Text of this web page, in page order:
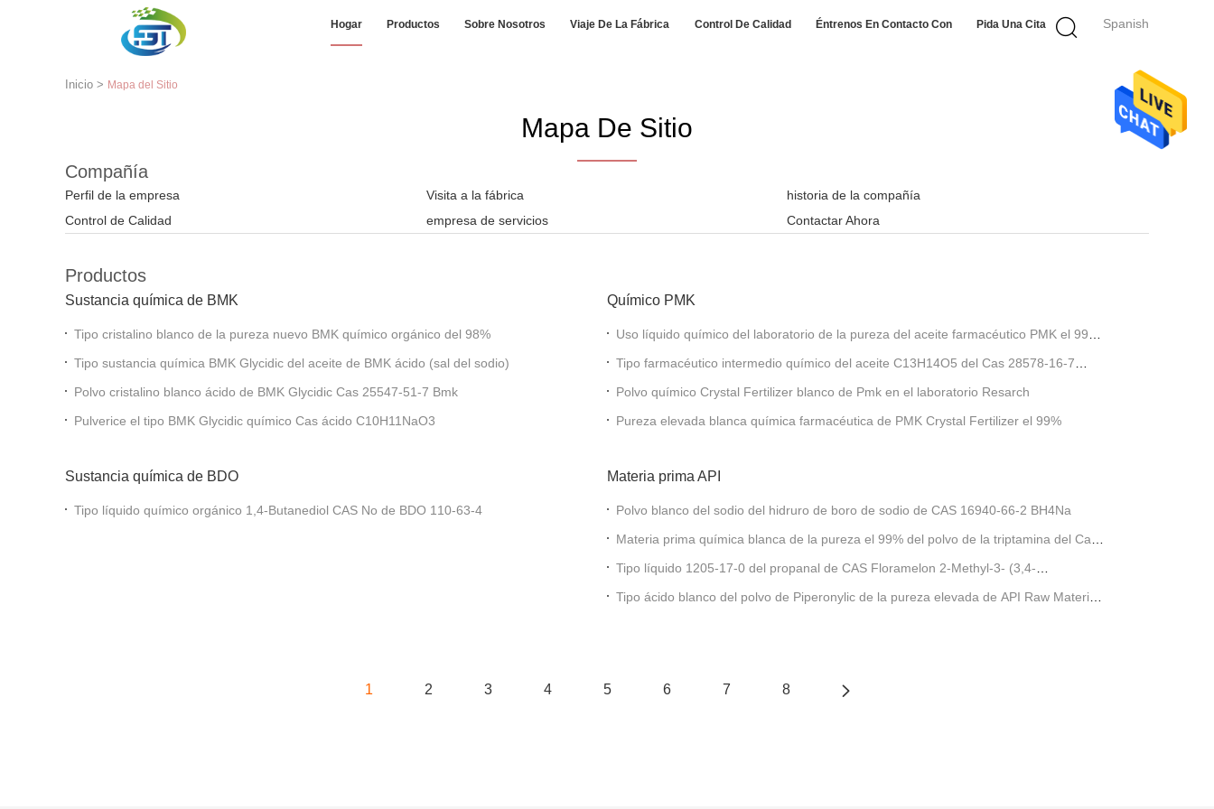
Spanish
Hogar Productos Sobre Nosotros Viaje De La Fábrica Control De Calidad Éntrenos En Contacto Con Pida Una Cita
Inicio > Mapa del Sitio
Mapa De Sitio
Compañía
Perfil de la empresa Visita a la fábrica
historia de la compañía
Control de Calidad
empresa de servicios Contactar Ahora
Productos
Sustancia química de BMK
Tipo cristalino blanco de la pureza nuevo BMK químico orgánico del 98%
Tipo sustancia química BMK Glycidic del aceite de BMK ácido (sal del sodio)
Polvo cristalino blanco ácido de BMK Glycidic Cas 25547-51-7 Bmk
Pulverice el tipo BMK Glycidic químico Cas ácido C10H11NaO3
Químico PMK
Uso líquido químico del laboratorio de la pureza del aceite farmacéutico PMK el 99%
Tipo farmacéutico intermedio químico del aceite C13H14O5 del Cas 28578-16-7
Polvo químico Crystal Fertilizer blanco de Pmk en el laboratorio Resarch
Pureza elevada blanca química farmacéutica de PMK Crystal Fertilizer el 99%
Sustancia química de BDO
Tipo líquido químico orgánico 1,4-Butanediol CAS No de BDO 110-63-4
Materia prima API
Polvo blanco del sodio del hidruro de boro de sodio de CAS 16940-66-2 BH4Na
Materia prima química blanca de la pureza el 99% del polvo de la triptamina del Cas
Tipo líquido 1205-17-0 del propanal de CAS Floramelon 2-Methyl-3- (3,4-
Tipo ácido blanco del polvo de Piperonylic de la pureza elevada de API Raw Material
1 2 3 4 5 6 7 8